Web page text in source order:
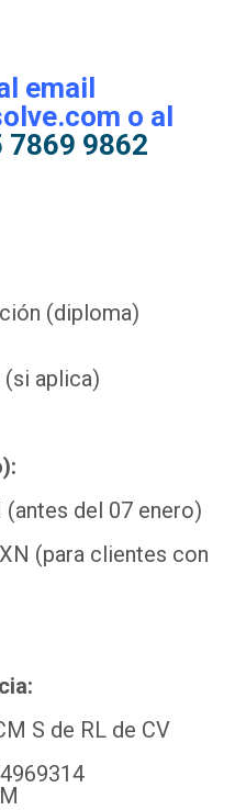
email
o al
7869 9862
(diploma)
(si aplica)
(antes del 07 enero)
(para clientes con
S de RL de CV